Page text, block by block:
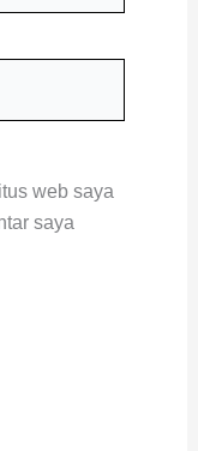
web saya
saya